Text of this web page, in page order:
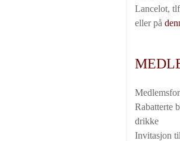
Lancelot,
eller på
Rabatterte
drikke
Invitasjon